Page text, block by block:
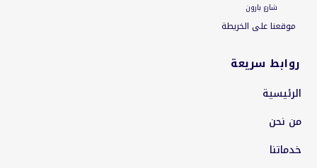
شارع بارون
موقعنا على الخريطة
روابط سريعة
الرئيسية
من نحن
خدماتنا